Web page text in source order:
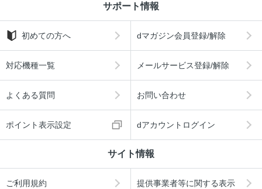
サポート情報
初めての方へ dマガジン会員登録/解除
対応機種一覧 メールサービス登録/解除
よくある質問 お問い合わせ
ポイント表示設定 dアカウントログイン
サイト情報
ご利用規約 提供事業者等に関する表示